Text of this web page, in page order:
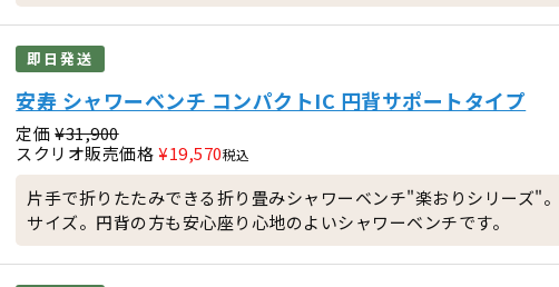
即日発送
安寿 シャワーベンチ コンパクトIC 円背サポートタイプ
定価 ¥31,900
スクリオ販売価格 ¥19,570税込
片手で折りたたみできる折り畳みシャワーベンチ"楽おりシリーズ"
サイズ。円背の方も安心座り心地のよいシャワーベンチです。